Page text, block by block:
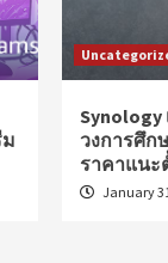
Synology
วงการศึก
ราคาแนะ
January